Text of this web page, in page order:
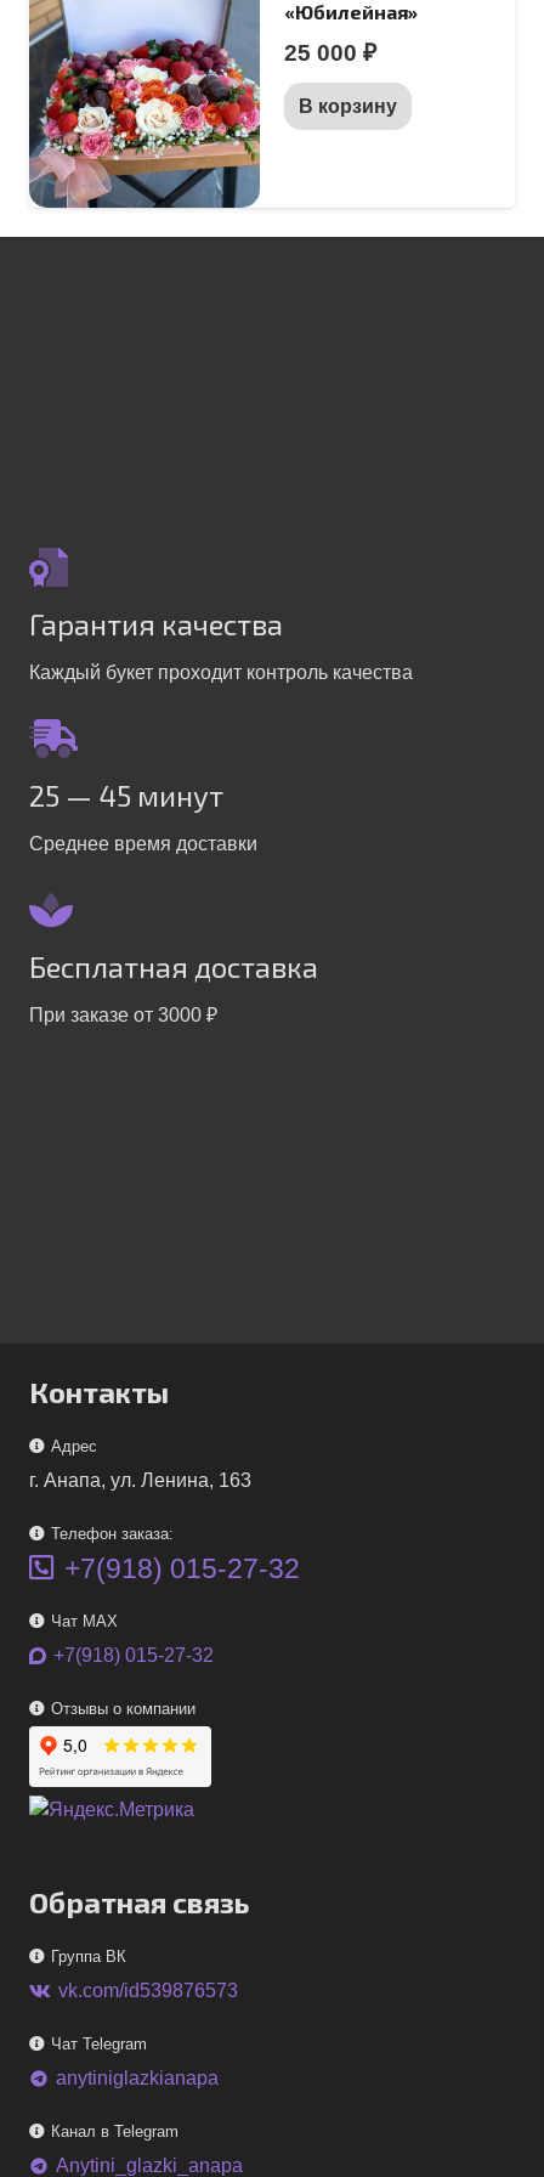
«Юбилейная»
25 000 ₽
В корзину
Гарантия качества
Каждый букет проходит контроль качества
25 — 45 минут
Среднее время доставки
Бесплатная доставка
При заказе от 3000 ₽
Контакты
Адрес
г. Анапа, ул. Ленина, 163
Телефон заказа:
+7(918) 015-27-32
Чат MAX
+7(918) 015-27-32
Отзывы о компании
Обратная связь
Группа ВК
vk.com/id539876573
Чат Telegram
telegram anytiniglazkianapa
Канал в Telegram
telegram Anytini_glazki_anapa